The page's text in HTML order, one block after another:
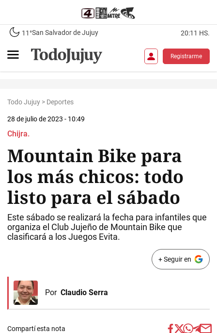
11°San Salvador de Jujuy 20:11 HS.
Registrarme
Todo Jujuy > Deportes
28 de julio de 2023 - 10:49
Chijra.
Mountain Bike para
los más chicos: todo
listo para el sábado
Este sábado se realizará la fecha para infantiles que
organiza el Club Jujeño de Mountain Bike que
clasificará a los Juegos Evita.
+ Seguir en
Por Claudio Serra
Compartí esta nota